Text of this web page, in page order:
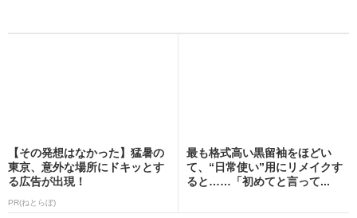
【その発想はなかった】猛暑の
東京、意外な場所にドキッとす
る広告が出現！
PR(ねとらぼ)
最も格式高い黒留袖をほどい
て、“日常使い”用にリメイクす
ると……「初めてと言って...